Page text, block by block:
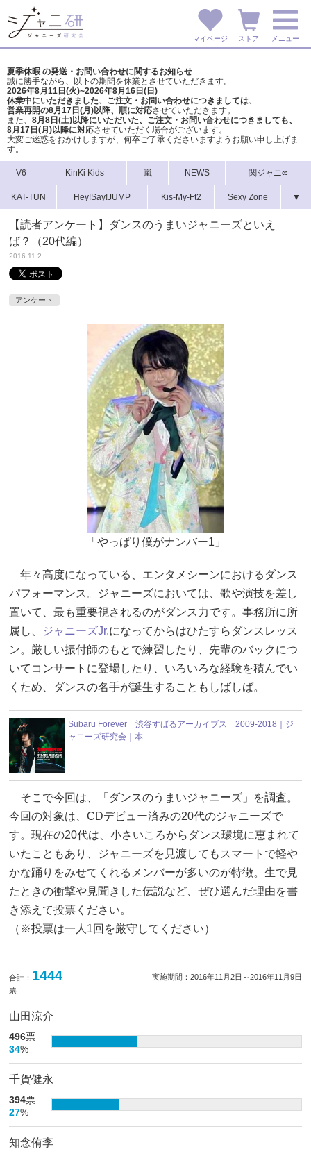
マイページ ストア メニュー
夏季休暇 の発送・お問い合わせに関するお知らせ
誠に勝手ながら、以下の期間を休業とさせていただきます。
2026年8月11日(火)~2026年8月16日(日)
休業中にいただきました、ご注文・お問い合わせにつきましては、
営業再開の8月17日(月)以降、順に対応させていただきます。
また、 8月8日(土)以降にいただいた、ご注文・ お問い合わせにつきましても、
8月17日(月)以降に対応させていただく場合がございます。
大変ご迷惑をおかけしますが、 何卒ご了承くださいますようお願い申し上げま
す。
V6 KinKi Kids 嵐 NEWS 関ジャニ∞
KAT-TUN Hey!Say!JUMP Kis-My-Ft2 Sexy Zone ▼
【読者アンケート】ダンスのうまいジャニーズといえ
ば？（20代編）
2016.11.2
アンケート
「やっぱり僕がナンバー1」
年々高度になっている、エンタメシーンにおけるダンス
パフォーマンス。ジャニーズにおいては、歌や演技を差し
置いて、最も重要視されるのがダンス力です。事務所に所
属し、
ジャニーズJr.になってからはひたすらダンスレッス
ン。厳しい振付師のもとで練習したり、先輩のバックにつ
いてコンサートに登場したり、いろいろな経験を積んでい
くため、ダンスの名手が誕生することもしばしば。
Subaru Forever 渋谷すばるアーカイブス 2009-2018｜ジ
ャニーズ研究会｜本
そこで今回は、「ダンスのうまいジャニーズ」を調査。
今回の対象は、CDデビュー済みの20代のジャニーズで
す。現在の20代は、小さいころからダンス環境に恵まれて
いたこともあり、ジャニーズを見渡してもスマートで軽や
かな踊りをみせてくれるメンバーが多いのが特徴。生で見
たときの衝撃や見聞きした伝説など、ぜひ選んだ理由を書
き添えて投票ください。
（※投票は一人1回を厳守してください）
合計： 1444
票
実施期間：2016年11月2日～2016年11月9日
山田涼介
496票
34%
千賀健永
394票
27%
知念侑李